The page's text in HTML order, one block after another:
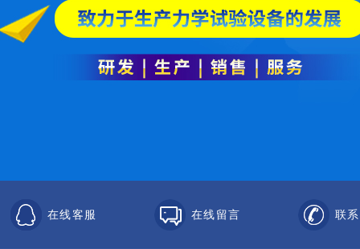
在线客服 在线留言 联